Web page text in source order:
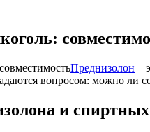
Преднизолон –
вопросом: можно ли
и